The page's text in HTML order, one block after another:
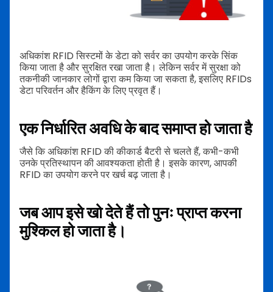
अधिकांश RFID सिस्टमों के डेटा को सर्वर का उपयोग करके सिंक
किया जाता है और सुरक्षित रखा जाता है। लेकिन सर्वर में सुरक्षा को
तकनीकी जानकार लोगों द्वारा कम किया जा सकता है, इसलिए RFIDs
डेटा परिवर्तन और हैकिंग के लिए प्रवृत हैं।
एक निर्धारित अवधि के बाद समाप्त हो जाता है
जैसे कि अधिकांश RFID की कीकार्ड बैटरी से चलते हैं, कभी-कभी
उनके प्रतिस्थापन की आवश्यकता होती है। इसके कारण, आपकी
RFID का उपयोग करने पर खर्च बढ़ जाता है।
जब आप इसे खो देते हैं तो पुनः प्राप्त करना
मुश्किल हो जाता है।